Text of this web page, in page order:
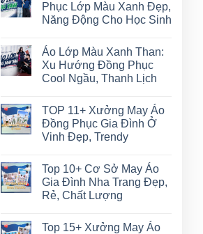
Phục Lớp Màu Xanh Đẹp,
Năng Động Cho Học Sinh
Áo Lớp Màu Xanh Than:
Xu Hướng Đồng Phục
Cool Ngầu, Thanh Lịch
TOP 11+ Xưởng May Áo
Đồng Phục Gia Đình Ở
Vinh Đẹp, Trendy
Top 10+ Cơ Sở May Áo
Gia Đình Nha Trang Đẹp,
Rẻ, Chất Lượng
Top 15+ Xưởng May Áo